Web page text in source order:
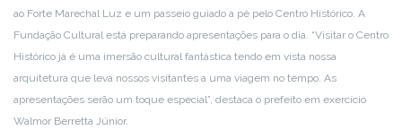
ao Forte Marechal Luz e um passeio guiado a pé pelo Centro Histórico. A
Fundação Cultural está preparando apresentações para o dia. “Visitar o Centro
Histórico já é uma imersão cultural fantástica tendo em vista nossa
arquitetura que leva nossos visitantes a uma viagem no tempo. As
apresentações serão um toque especial”, destaca o prefeito em exercício
Walmor Berretta Júnior.